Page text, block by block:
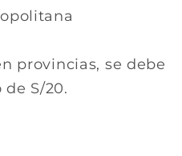
provincias, se debe
S/20.